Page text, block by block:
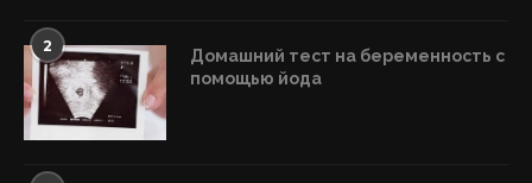
2
Домашний тест на беременность с
помощью йода